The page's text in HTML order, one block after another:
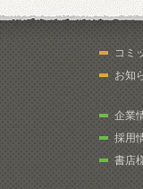
コミ
お知
企業
採用
書店